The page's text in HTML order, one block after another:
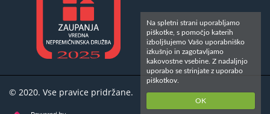
© 2020. Vse pravice pridržane.
Na spletni strani uporabljamo
piškotke, s pomočjo katerih
izboljšujemo Vašo uporabniško
izkušnjo in zagotavljamo
kakovostne vsebine. Z nadaljnjo
uporabo se strinjate z uporabo
piškotkov.
OK